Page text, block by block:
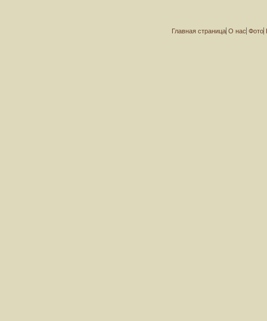
Главная страница О нас Фото